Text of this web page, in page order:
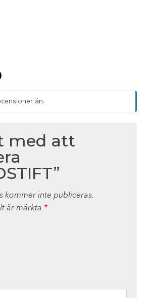
än.
med att
kommer inte publiceras.
är märkta *